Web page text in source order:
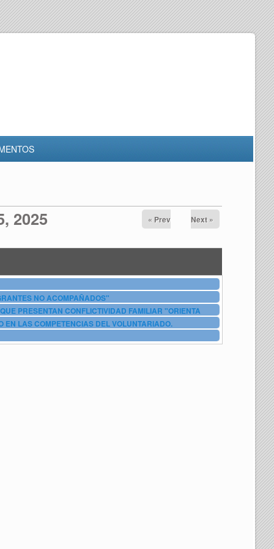
2025 « Prev Next »
NO ACOMPAÑADOS"
PRESENTAN CONFLICTIVIDAD FAMILIAR "ORIENTA
LAS COMPETENCIAS DEL VOLUNTARIADO.